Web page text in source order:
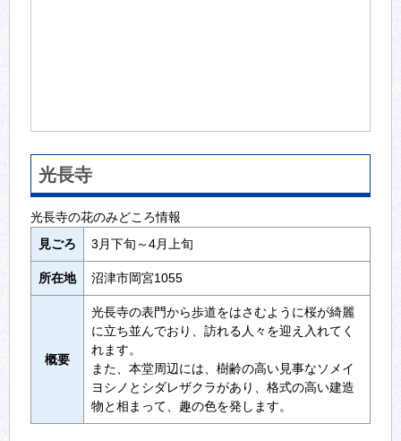
光長寺
光長寺の花のみどころ情報
見ごろ
3月下旬～4月上旬
所在地 沼津市岡宮1055
概要
光長寺の表門から歩道をはさむように桜が綺麗
に立ち並んでおり、訪れる人々を迎え入れてく
れます。
また、本堂周辺には、樹齢の高い見事なソメイ
ヨシノとシダレザクラがあり、格式の高い建造
物と相まって、趣の色を発します。